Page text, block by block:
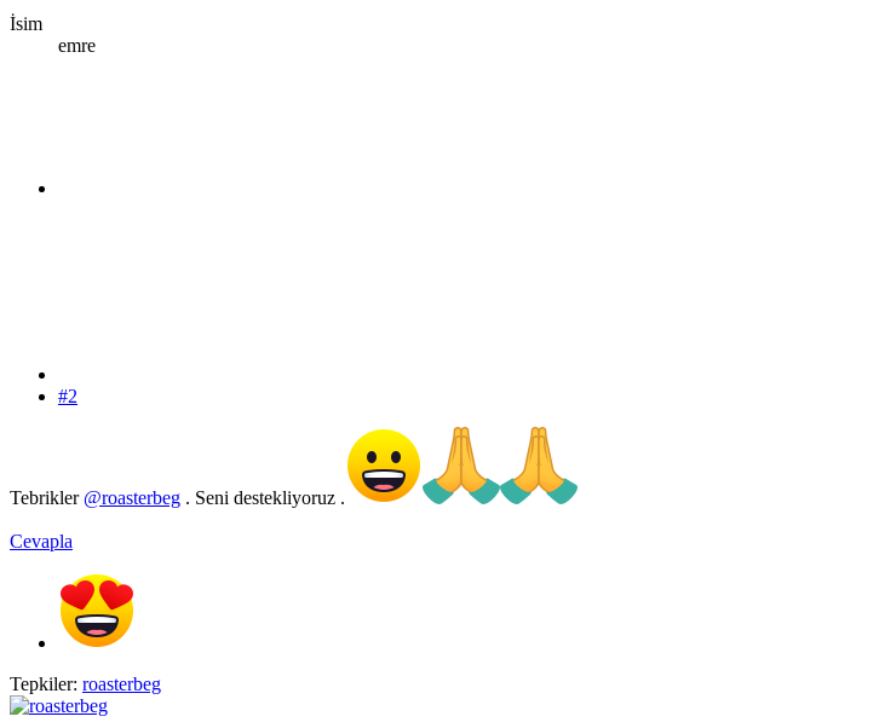
İsim
emre
#2
Tebrikler @roasterbeg . Seni destekliyoruz .
Cevapla
Tepkiler: roasterbeg